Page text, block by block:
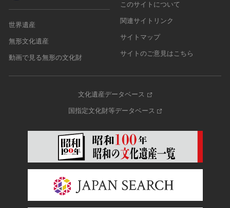
世界遺産
無形文化遺産
動画で見る無形の文化財
このサイトについて
関連サイトリンク
サイトマップ
サイトのご意見はこちら
文化遺産データベース
国指定文化財等データベース